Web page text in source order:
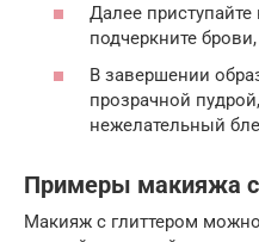
Далее
подчеркните
В завершении
прозрачной
нежелательный
Примеры макияжа с
Макияж с глиттером